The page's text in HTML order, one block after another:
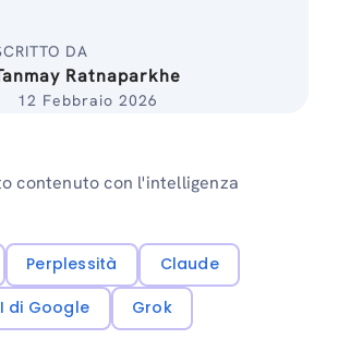
DA
Ratnaparkhe
12 Febbraio 2026
contenuto con l'intelligenza
Perplessità
Claude
di Google
Grok